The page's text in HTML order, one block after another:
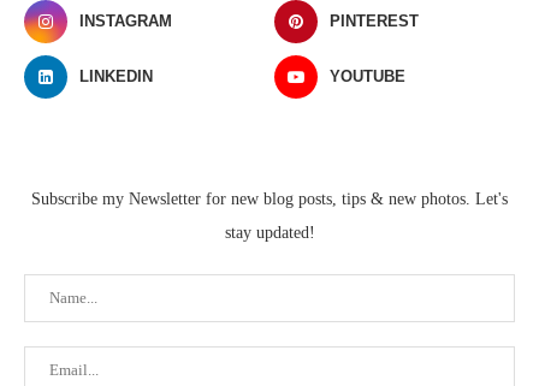
INSTAGRAM PINTEREST
LINKEDIN YOUTUBE
Subscribe my Newsletter for new blog posts, tips & new photos. Let's
stay updated!